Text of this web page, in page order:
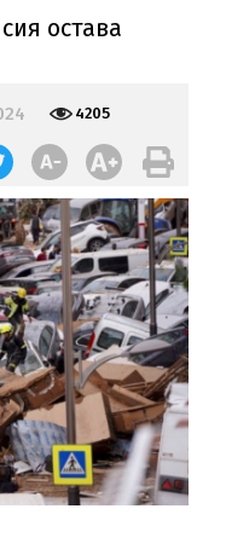
остава
4205